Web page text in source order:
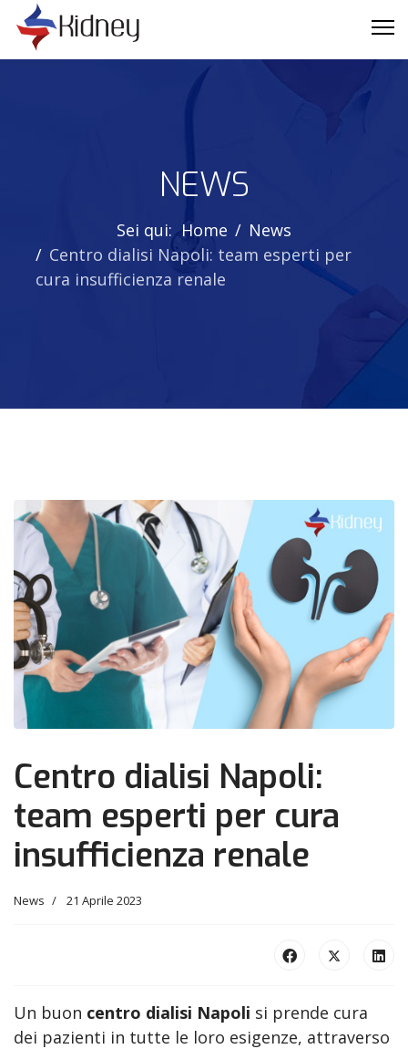
NEWS
Sei qui: Home
News
Centro dialisi Napoli: team esperti per
cura insufficienza renale
Centro dialisi Napoli:
team esperti per cura
insufficienza renale
News 21 Aprile 2023
Un buon centro dialisi Napoli si prende cura
dei pazienti in tutte le loro esigenze, attraverso